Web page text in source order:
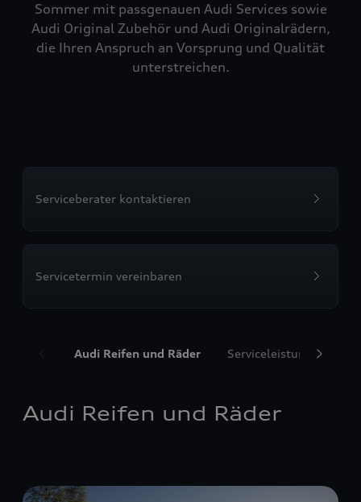
Sommer mit passgenauen Audi Services sowie
Audi Original Zubehör und Audi Originalrädern,
die Ihren Anspruch an Vorsprung und Qualität
unterstreichen.
Serviceberater kontaktieren
Servicetermin vereinbaren
Audi Reifen und Räder Serviceleistungen
Audi Reifen und Räder